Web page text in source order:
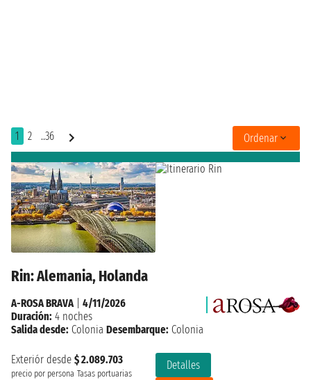
1 2 ..36 Ordenar
Rin: Alemania, Holanda
Exteriór desde $ 2.089.703
precio por persona Tasas portuarias
Detalles
A-ROSA BRAVA
4/11/2026
Duración: 4 noches
Salida desde: Colonia Desembarque: Colonia